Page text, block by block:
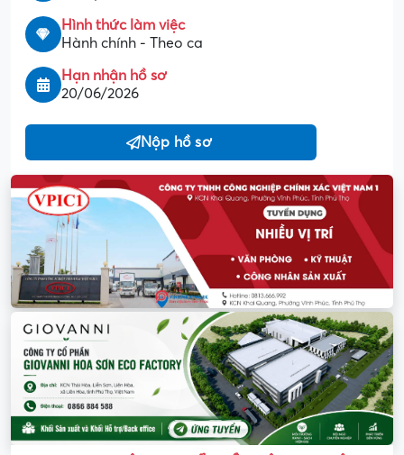
Hình thức làm việc
Hành chính - Theo ca
Hạn nhận hồ sơ
20/06/2026
Nộp hồ sơ